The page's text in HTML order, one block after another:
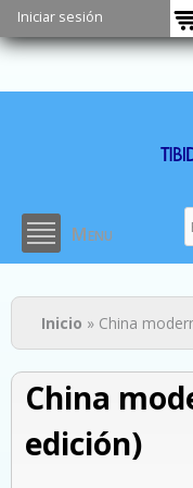
Iniciar sesión
Menu
Usted está
Inicio » China
China
edición)